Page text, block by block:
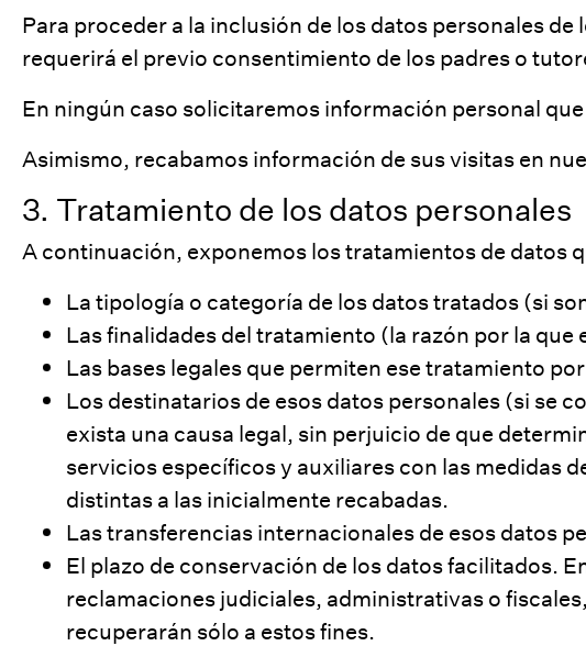
Para proceder a la inclusión de los datos personales
requerirá el previo consentimiento de los padres o
En ningún caso solicitaremos información personal
Asimismo, recabamos información de sus visitas en
3. Tratamiento de los datos personales
A continuación, exponemos los tratamientos de datos
La tipología o categoría de los datos tratados (si
Las finalidades del tratamiento (la razón por la que
Las bases legales que permiten ese tratamiento
Los destinatarios de esos datos personales (si se
exista una causa legal, sin perjuicio de que
servicios específicos y auxiliares con las medidas
distintas a las inicialmente recabadas.
Las transferencias internacionales de esos datos
El plazo de conservación de los datos facilitados.
reclamaciones judiciales, administrativas o
recuperarán sólo a estos fines.